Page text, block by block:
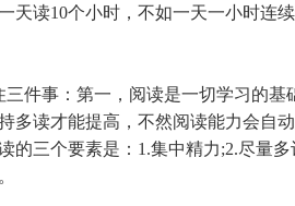
天读10个小时，不如一天一小时连
事：第一，阅读是一切学习的基
多读才能提高，不然阅读能力会自
的三个要素是：1.集中精力;2.尽量